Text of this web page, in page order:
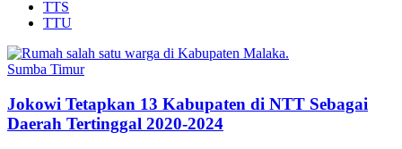
TTS
TTU
Sumba Timur
Jokowi Tetapkan 13 Kabupaten di NTT Sebagai
Daerah Tertinggal 2020-2024